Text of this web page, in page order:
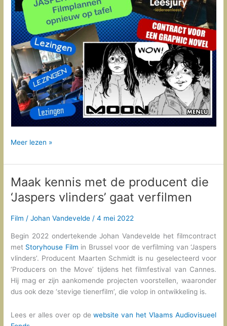
Terugblik
vooruitblik
Meer lezen »
Maak kennis met de producent die
‘Jaspers vlinders’ gaat verfilmen
Film /Johan Vandevelde /4 mei 2022
Begin 2022 ondertekende Johan Vandevelde het filmcontract
met Storyhouse Film in Brussel voor de verfilming van ‘Jaspers
vlinders’. Producent Maarten Schmidt is nu geselecteerd voor
‘Producers on the Move’ tijdens het filmfestival van Cannes.
Hij mag er zijn aankomende projecten voorstellen, waaronder
dus ook deze ‘stevige tienerfilm’, die volop in ontwikkeling is.
Lees er alles over op dewebsite van het Vlaams Audiovisueel